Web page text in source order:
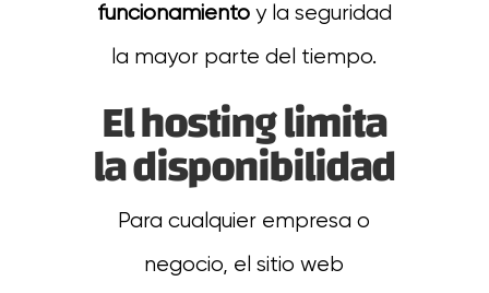
funcionamientoy la seguridad
la mayor parte del tiempo.
El hosting limita
la disponibilidad
Para cualquier empresa o
negocio, el sitio web